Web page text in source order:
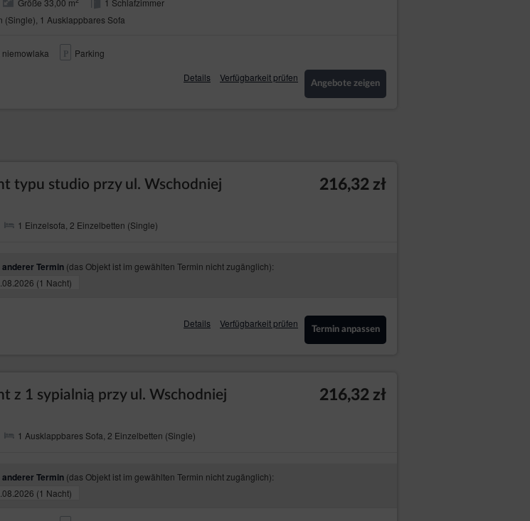
(Single), 1 Ausklappbares Sofa
Parking
Details Verfügbarkeit prüfen
Angebote zeigen
typu studio przy ul. Wschodniej
1 Einzelsofa, 2 Einzelbetten (Single)
216,32 zł
Termin (das Objekt ist im gewählten Termin nicht zugänglich):
(1 Nacht)
Details Verfügbarkeit prüfen
Termin anpassen
z 1 sypialnią przy ul. Wschodniej
1 Ausklappbares Sofa, 2 Einzelbetten (Single)
216,32 zł
Termin (das Objekt ist im gewählten Termin nicht zugänglich):
(1 Nacht)